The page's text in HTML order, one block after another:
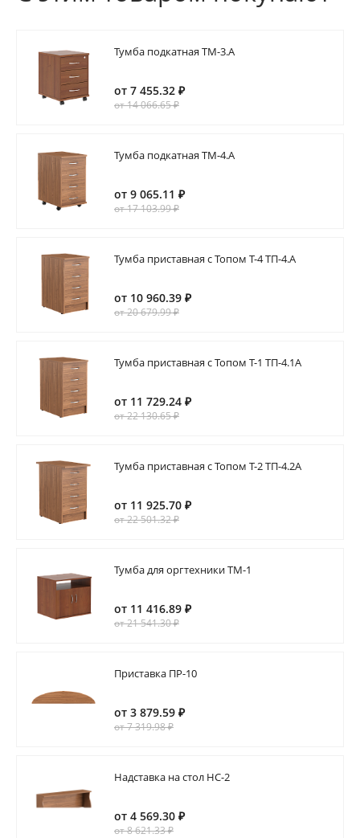
Тумба подкатная ТМ-3.А
от 7 455.32 ₽
от 14 066.65 ₽
Тумба подкатная ТМ-4.А
от 9 065.11 ₽
от 17 103.99 ₽
Тумба приставная с Топом Т-4 ТП-4.А
от 10 960.39 ₽
от 20 679.99 ₽
Тумба приставная с Топом Т-1 ТП-4.1А
от 11 729.24 ₽
от 22 130.65 ₽
Тумба приставная c Топом Т-2 ТП-4.2А
от 11 925.70 ₽
от 22 501.32 ₽
Тумба для оргтехники ТМ-1
от 11 416.89 ₽
от 21 541.30 ₽
Приставка ПР-10
от 3 879.59 ₽
от 7 319.98 ₽
Надставка на стол НС-2
от 4 569.30 ₽
от 8 621.33 ₽